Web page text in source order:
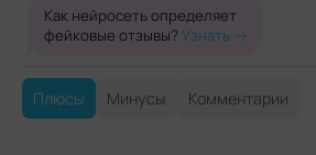
Как нейросеть определяет
фейковые отзывы? Узнать
Плюсы Минусы Комментарии